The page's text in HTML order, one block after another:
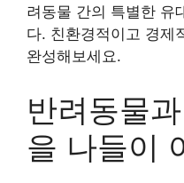
려동물 간의 특별한 유
다. 친환경적이고 경제
완성해보세요.
반려동물
을 나들이